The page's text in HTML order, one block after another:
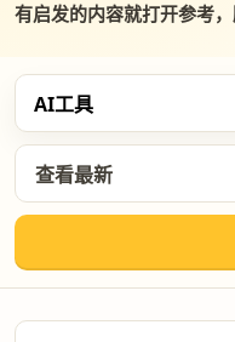
有启发的内容就打开参考